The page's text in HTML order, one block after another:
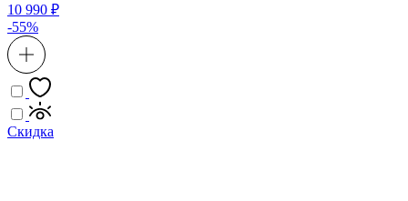
10 990 ₽
-55%
Скидка